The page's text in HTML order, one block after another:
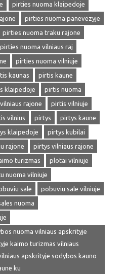
pirties nuoma klaipedoje
pirties nuoma panevezyje
pirties nuoma traku rajone
pirties nuoma vilniaus raj
pirties nuoma vilniuje
kaunas
pirtis kaune
klaipedoje
pirtis nuoma
rajone
pirtis vilniuje
vilnius pirtys
pirtys kaune
klaipedoje
pirtys kubilai
rajone
pirtys vilniaus rajone
turizmas
plotai vilniuje
nuoma vilniuje
sale
pobuviu sale vilniuje
nuoma
nuoma vilniaus apskrityje
kaimo turizmas vilniaus
apskrityje sodybos kauno
ku